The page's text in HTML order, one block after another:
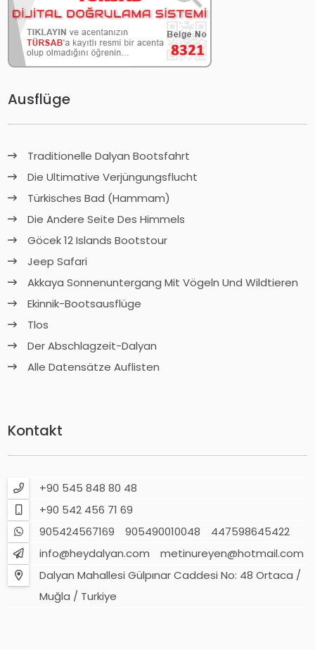
Ausflüge
Traditionelle Dalyan Bootsfahrt
Die Ultimative Verjüngungsflucht
Türkisches Bad (Hammam)
Die Andere Seite Des Himmels
Göcek 12 Islands Bootstour
Jeep Safari
Akkaya Sonnenuntergang Mit Vögeln Und Wildtieren
Ekinnik-Bootsausflüge
Tlos
Der Abschlagzeit-Dalyan
Alle Datensätze Auflisten
Kontakt
+90 545 848 80 48
+90 542 456 71 69
905424567169
905490010048
447598645422
info@heydalyan.com
metinureyen@hotmail.com
Dalyan Mahallesi Gülpınar Caddesi No: 48 Ortaca /
Muğla / Turkiye